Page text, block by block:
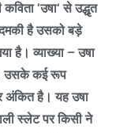
कविता‘उषा‘से उद्धृत
है उसको बड़े
है। व्याख्या – उषा
उसके कई रूप
अंकित है। यह उषा
स्लेट पर किसी ने